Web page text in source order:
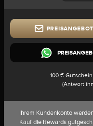
100 €
(Antwort
Ihrem Kundenkonto
Kauf die Rewards